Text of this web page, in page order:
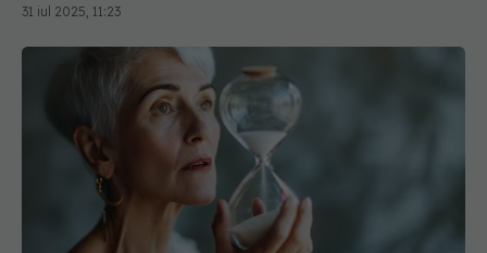
31 iul 2025, 11:23